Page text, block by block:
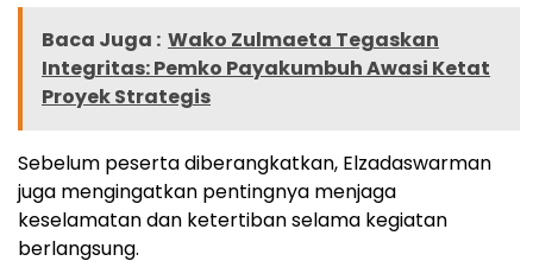
Baca Juga : Wako Zulmaeta Tegaskan
Integritas: Pemko Payakumbuh Awasi Ketat
Proyek Strategis
Sebelum peserta diberangkatkan, Elzadaswarman
juga mengingatkan pentingnya menjaga
keselamatan dan ketertiban selama kegiatan
berlangsung.